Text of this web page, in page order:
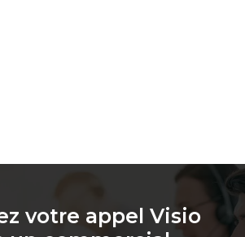
votre appel Visio